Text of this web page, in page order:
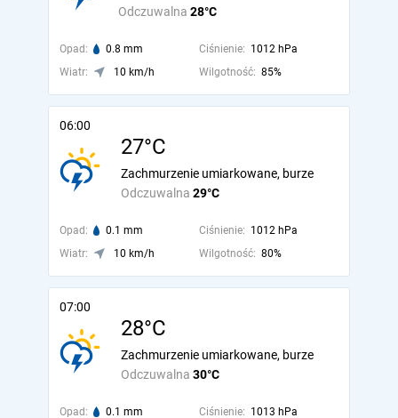
Odczuwalna 28°C
Opad: 0.8 mm Ciśnienie: 1012 hPa
Wiatr:
10 km/h Wilgotność: 85%
06:00
27°C
Odczuwalna 29°C
Zachmurzenie umiarkowane, burze
Opad: 0.1 mm Ciśnienie: 1012 hPa
Wiatr:
10 km/h Wilgotność: 80%
07:00
28°C
Odczuwalna 30°C
Zachmurzenie umiarkowane, burze
Opad: 0.1 mm Ciśnienie: 1013 hPa